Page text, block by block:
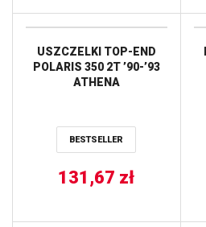
USZCZELKI TOP-END
POLARIS 350 2T ’90-’93
ATHENA
BESTSELLER
131,67 zł